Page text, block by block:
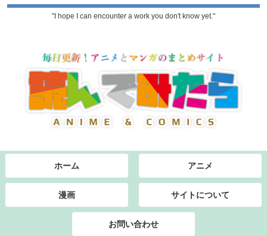
"I hope I can encounter a work you don't know yet."
ホーム アニメ
漫画 サイトについて
お問い合わせ